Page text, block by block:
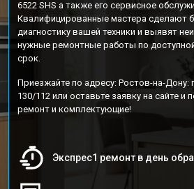
6522 SHS а также его сервисное
Квалифицированные мастера сделают
диагностику вашей техники и выявят
нужные ремонтные работы по
срок.
Приезжайте по адресу: Ростов-на-Дону:
130/112 или оставьте заявку на сайте и
ремонт и комплектующие!
Экспрес1 ремонт в день